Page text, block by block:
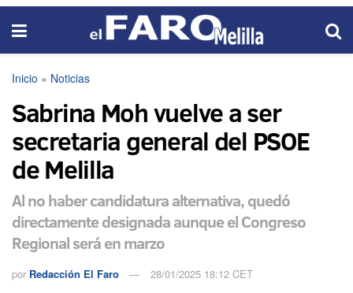
Inicio » Noticias
Sabrina Moh vuelve a ser
secretaria general del PSOE
de Melilla
Al no haber candidatura alternativa, quedó
directamente designada aunque el Congreso
Regional será en marzo
por Redacción El Faro 28/01/2025 18:12 CET